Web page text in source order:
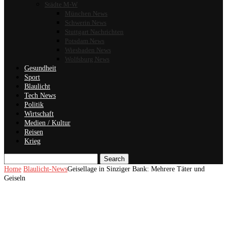
Städte M-W
München News
Schwerin News
Stuttgart Nachrichten
Potsdam News
Wiesbaden News
Wolfsburg News
Gesundheit
Sport
Blaulicht
Tech News
Politik
Wirtschaft
Medien / Kultur
Reisen
Krieg
Search
Home Blaulicht-NewsGeisellage in Sinziger Bank: Mehrere Täter und
Geiseln